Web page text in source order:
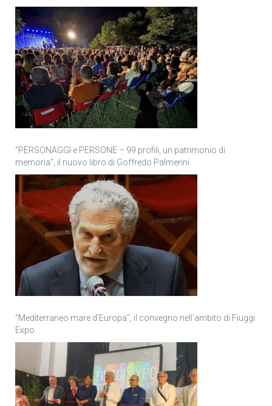
“PERSONAGGI e PERSONE – 99 profili, un patrimonio di
memoria”, il nuovo libro di Goffredo Palmerini
“Mediterraneo mare d’Europa”, il convegno nell’ambito di Fiuggi
Expo